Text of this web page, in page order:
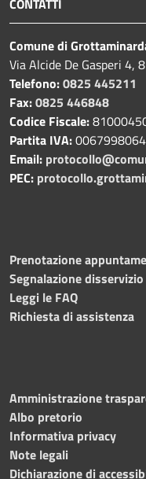
CONTATTI
Comune di
Via Alcide De Gasperi 4,
Telefono:0825 445211
Fax:0825 446848
Codice Fiscale:
Partita IVA:
Email:
PEC:
Prenotazione
Segnalazione disservizio
Leggi le FAQ
Richiesta di assistenza
Amministrazione
Albo pretorio
Informativa privacy
Note legali
Dichiarazione di